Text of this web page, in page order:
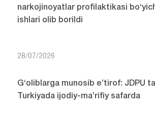
narkojinoyatlar profilaktikasi
ishlari olib borildi
28/07/2026
G‘oliblarga munosib e’tirof: JDPU
Turkiyada ijodiy-ma’rifiy safarda